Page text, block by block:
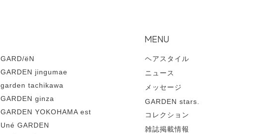
GARD/ëN
GARDEN jingumae
garden tachikawa
GARDEN ginza
GARDEN YOKOHAMA est
Uné GARDEN
MENU
ヘアスタイル
ニュース
メッセージ
GARDEN stars.
コレクション
雑誌掲載情報